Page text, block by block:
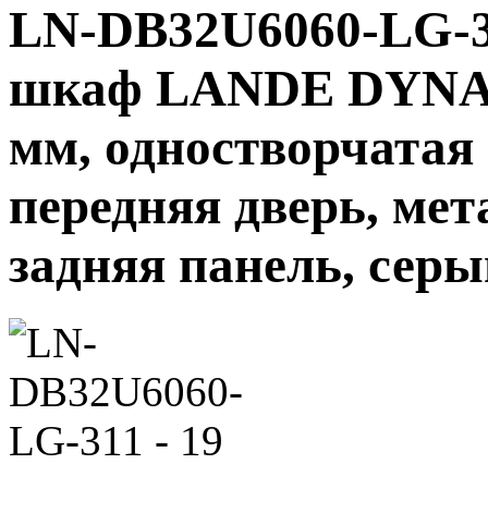
LN-DB32U6060-
шкаф LANDE
мм,
передняя дверь,
задняя панель,